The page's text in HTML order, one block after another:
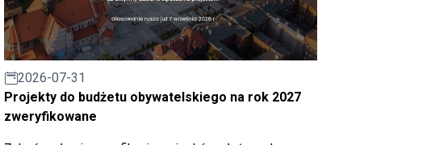
2026-07-31
Projekty do budżetu obywatelskiego na rok 2027
zweryfikowane